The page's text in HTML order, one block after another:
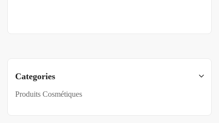
Categories
Produits Cosmétiques